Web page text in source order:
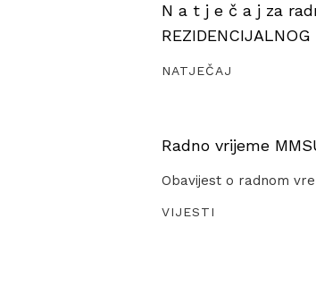
N a t j e č a j za
REZIDENCIJALNOG
NATJEČAJ
Radno vrijeme
Obavijest o radnom
VIJESTI